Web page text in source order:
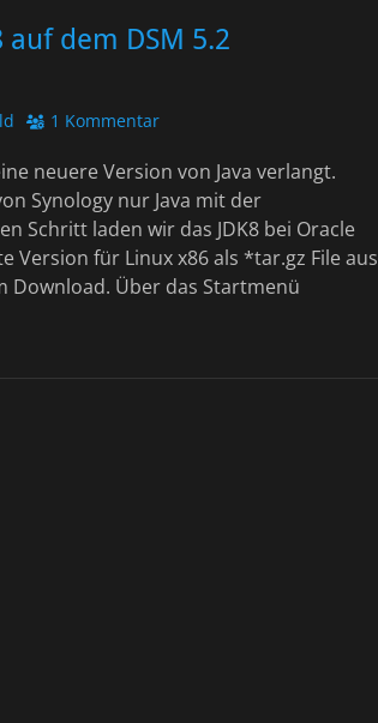
auf dem DSM 5.2
1 Kommentar
neuere Version von Java verlangt.
Synology nur Java mit der
Schritt laden wir das JDK8 bei Oracle
Version für Linux x86 als *tar.gz File aus
Download. Über das Startmenü